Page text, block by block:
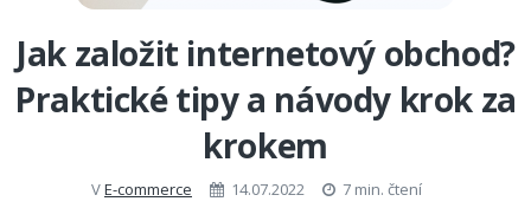
Jak založit internetový obchod?
Praktické tipy a návody krok za
krokem
VE-commerce 14.07.2022 7 min. čtení